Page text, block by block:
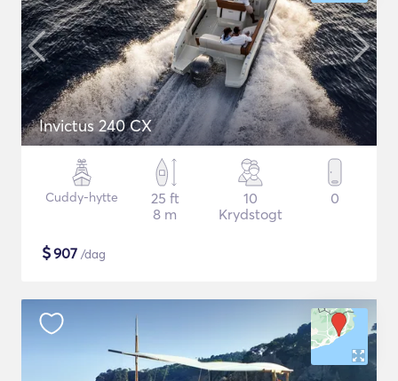
Invictus 240 CX
Cuddy-hytte
25 ft
8 m
10
Krydstogt
0
$907 /dag